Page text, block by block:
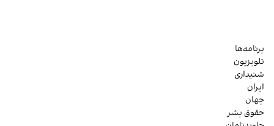
برنامه‌ها
تلویزیون
شنیداری
ایران
جهان
حقوق بشر